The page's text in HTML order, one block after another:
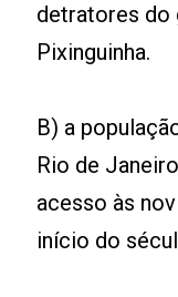
detratores do
Pixinguinha.
B) a
Rio de
acesso às
início do